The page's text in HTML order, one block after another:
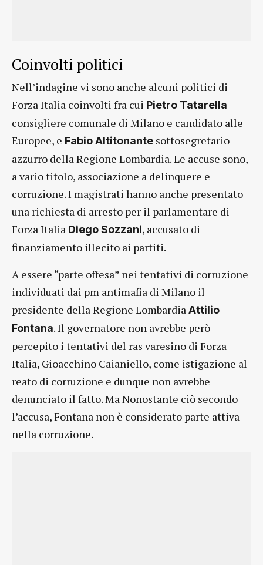
Coinvolti politici
Nell’indagine vi sono anche alcuni politici di
Forza Italia coinvolti fra cui Pietro Tatarella
consigliere comunale di Milano e candidato alle
Europee, e Fabio Altitonante sottosegretario
azzurro della Regione Lombardia. Le accuse sono,
a vario titolo, associazione a delinquere e
corruzione. I magistrati hanno anche presentato
una richiesta di arresto per il parlamentare di
Forza Italia Diego Sozzani, accusato di
finanziamento illecito ai partiti.
A essere “parte offesa” nei tentativi di corruzione
individuati dai pm antimafia di Milano il
presidente della Regione LombardiaAttilio
Fontana. Il governatore non avrebbe però
percepito i tentativi del ras varesino di Forza
Italia, Gioacchino Caianiello, come istigazione al
reato di corruzione e dunque non avrebbe
denunciato il fatto. Ma Nonostante ciò secondo
l’accusa, Fontana non è considerato parte attiva
nella corruzione.